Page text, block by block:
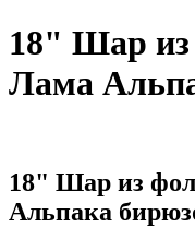
18" Шар из
Лама
18" Шар из
Альпака